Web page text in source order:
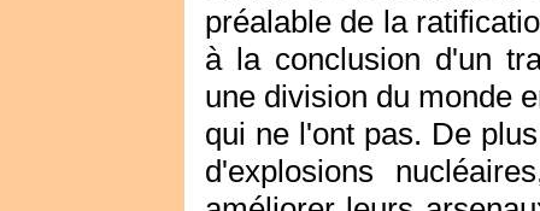
préalable de la
à la conclusion d'un
une division du monde
qui ne l'ont pas. De
d'explosions